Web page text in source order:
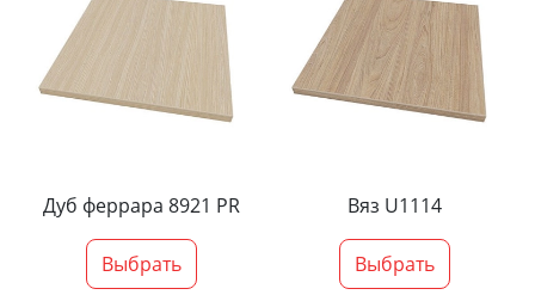
Дуб феррара 8921 PR
Выбрать
Вяз U1114
Выбрать